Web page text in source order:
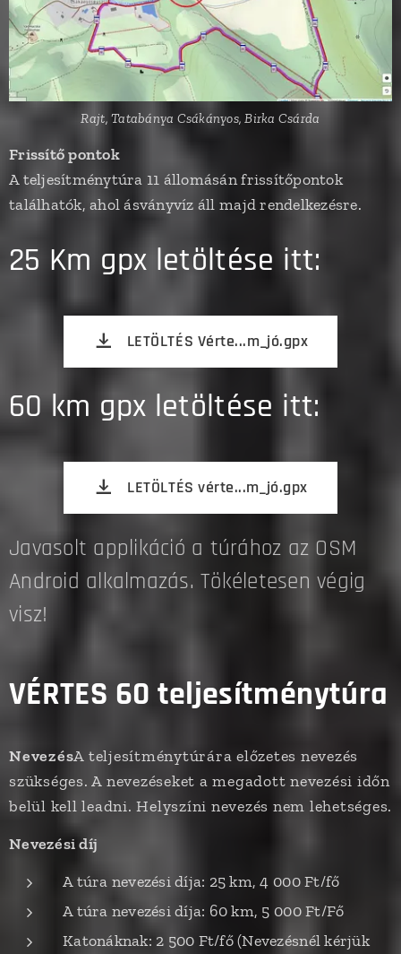
Rajt, Tatabánya Csákányos, Birka Csárda
Frissítő pontok
A teljesítménytúra 11 állomásán frissítőpontok
találhatók, ahol ásványvíz áll majd rendelkezésre.
25 Km gpx letöltése itt:
LETÖLTÉS Vérte...m_jó.gpx
60 km gpx letöltése itt:
LETÖLTÉS vérte...m_jó.gpx
Javasolt applikáció a túrához az OSM
Android alkalmazás. Tökéletesen végig
visz!
VÉRTES 60 teljesítménytúra
NevezésA teljesítménytúrára előzetes nevezés
szükséges. A nevezéseket a megadott nevezési időn
belül kell leadni. Helyszíni nevezés nem lehetséges.
Nevezési díj
A túra nevezési díja: 25 km, 4 000 Ft/fő
A túra nevezési díja: 60 km, 5 000 Ft/Fő
Katonáknak: 2 500 Ft/fő (Nevezésnél kérjük